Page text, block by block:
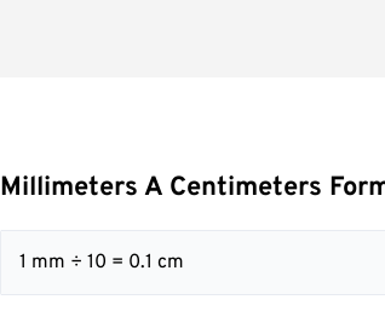
Millimeters A Centimeters
1 mm ÷ 10 = 0.1 cm